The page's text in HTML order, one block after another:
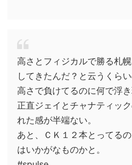
高さとフィジカルで勝る札
してきたんだ？と云うくらい
高さで負けてるのに何で浮
正直ジェイとチャナティッ
れた感が半端ない。
あと、ＣＫ１２本とってる
はいかがなものかと。